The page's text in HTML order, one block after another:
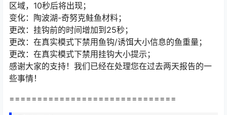
区域，10秒后将出现；
变化：陶波湖-奇努克鲑鱼材料；
更改：挂钩前的时间增加到25秒；
更改：在真实模式下禁用鱼钩/诱饵大小信息的鱼重量；
更改：在真实模式下禁用挂钩大小提示；
感谢大家的支持！我们已经在处理您在过去两天报告的一
些事情！
==============================